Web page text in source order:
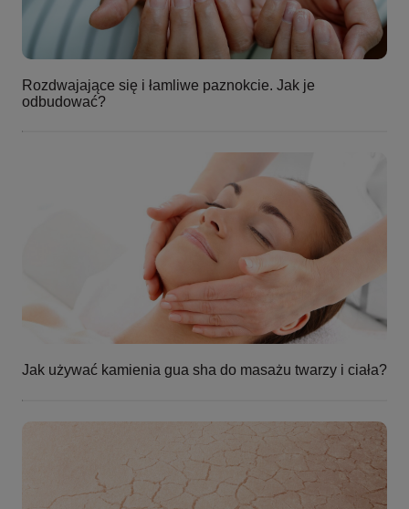
Rozdwajające się i łamliwe paznokcie. Jak je
odbudować?
Jak używać kamienia gua sha do masażu twarzy i ciała?